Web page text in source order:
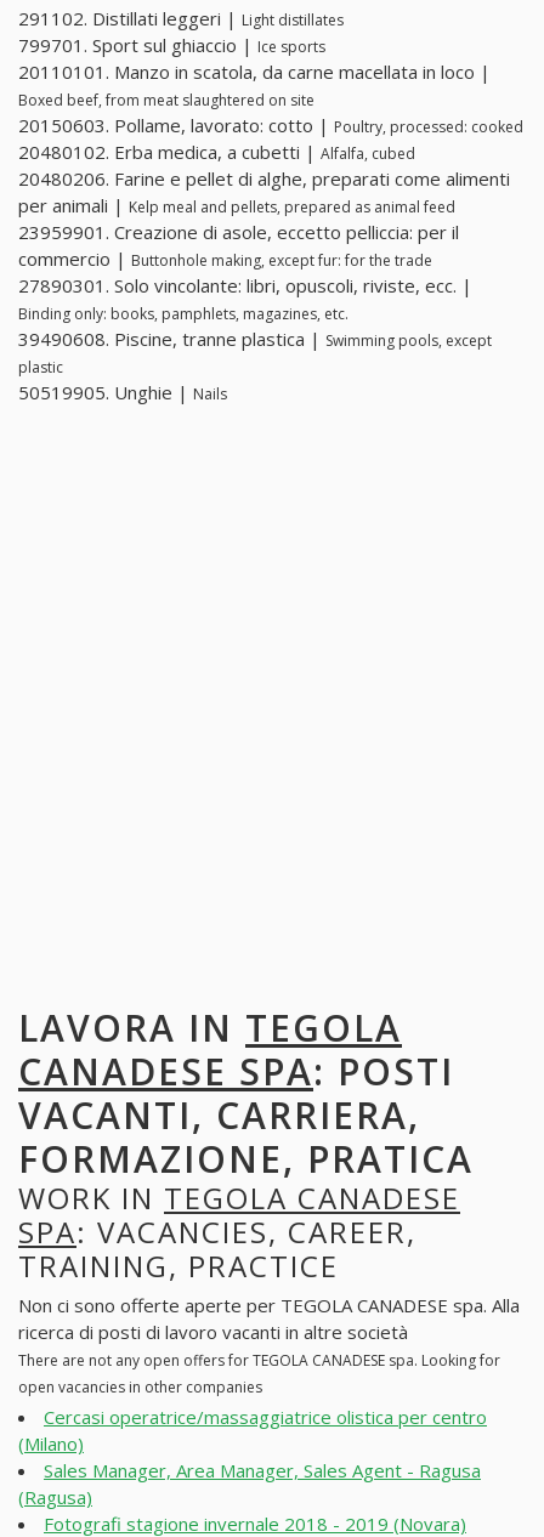
291102. Distillati leggeri | Light distillates
799701. Sport sul ghiaccio | Ice sports
20110101. Manzo in scatola, da carne macellata in loco |
Boxed beef, from meat slaughtered on site
20150603. Pollame, lavorato: cotto | Poultry, processed: cooked
20480102. Erba medica, a cubetti | Alfalfa, cubed
20480206. Farine e pellet di alghe, preparati come alimenti
per animali | Kelp meal and pellets, prepared as animal feed
23959901. Creazione di asole, eccetto pelliccia: per il
commercio | Buttonhole making, except fur: for the trade
27890301. Solo vincolante: libri, opuscoli, riviste, ecc. |
Binding only: books, pamphlets, magazines, etc.
39490608. Piscine, tranne plastica | Swimming pools, except
plastic
50519905. Unghie | Nails
LAVORA IN TEGOLA
CANADESE SPA: POSTI
VACANTI, CARRIERA,
FORMAZIONE, PRATICA
WORK IN TEGOLA CANADESE
SPA: VACANCIES, CAREER,
TRAINING, PRACTICE
Non ci sono offerte aperte per TEGOLA CANADESE spa. Alla
ricerca di posti di lavoro vacanti in altre società
There are not any open offers for TEGOLA CANADESE spa. Looking for
open vacancies in other companies
Cercasi operatrice/massaggiatrice olistica per centro
(Milano)
Sales Manager, Area Manager, Sales Agent - Ragusa
(Ragusa)
Fotografi stagione invernale 2018 - 2019 (Novara)